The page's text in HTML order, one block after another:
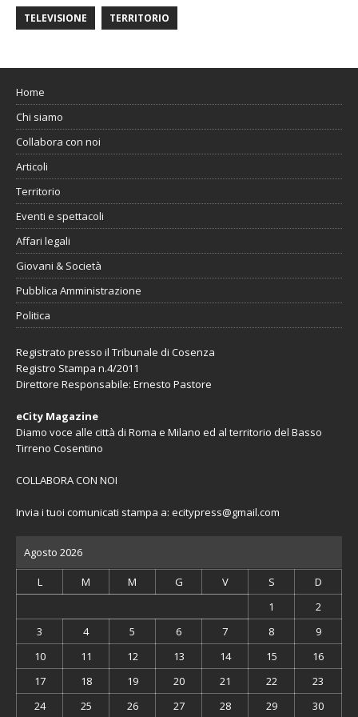
TELEVISIONE TERRITORIO
Home
Chi siamo
Collabora con noi
Articoli
Territorio
Eventi e spettacoli
Affari legali
Giovani & Società
Pubblica Amministrazione
Politica
Registrato presso il Tribunale di Cosenza
Registro Stampa n.4/2011
Direttore Responsabile: Ernesto Pastore
eCity Magazine
Diamo voce alle città di Roma e Milano ed al territorio del Basso
Tirreno Cosentino
COLLABORA CON NOI
Invia i tuoi comunicati stampa a: ecitypress@gmail.com
Agosto 2026
L M M G V S
D
1
2
3
4 5 6 7 8
9
10
11 12 13 14 15
16
17
18 19 20 21 22
23
24
25 26 27 28 29 30